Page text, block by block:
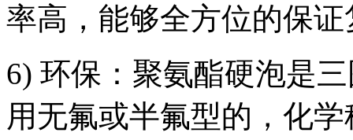
率高，能够全方位的保
6) 环保：聚氨酯硬泡是
用无氟或半氟型的，化